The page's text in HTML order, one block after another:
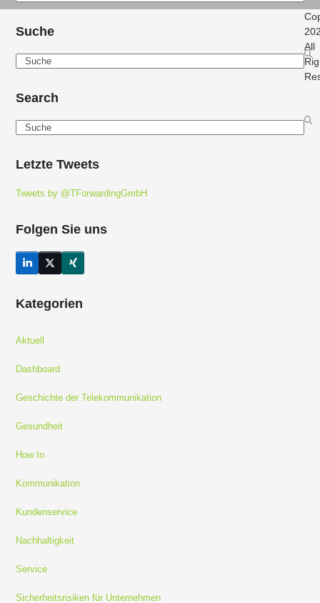
Suche
Search
Search
Search
Letzte Tweets
Tweets by @TForwardingGmbH
Folgen Sie uns
LinkedInTwitter
(deprecated)
Xing
Kategorien
Aktuell
Dashboard
Geschichte der Telekommunikation
Gesundheit
How to
Kommunikation
Kundenservice
Nachhaltigkeit
Service
Sicherheitsrisiken für Unternehmen
All